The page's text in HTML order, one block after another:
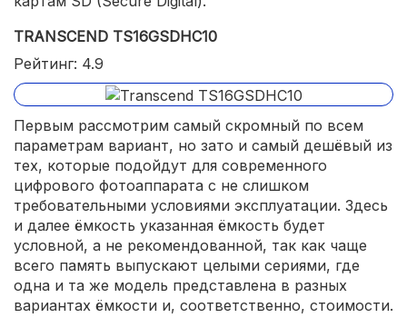
TRANSCEND TS16GSDHC10
Рейтинг: 4.9
Первым рассмотрим самый скромный по всем
параметрам вариант, но зато и самый дешёвый из
тех, которые подойдут для современного
цифрового фотоаппарата с не слишком
требовательными условиями эксплуатации. Здесь
и далее ёмкость указанная ёмкость будет
условной, а не рекомендованной, так как чаще
всего память выпускают целыми сериями, где
одна и та же модель представлена в разных
вариантах ёмкости и, соответственно, стоимости.